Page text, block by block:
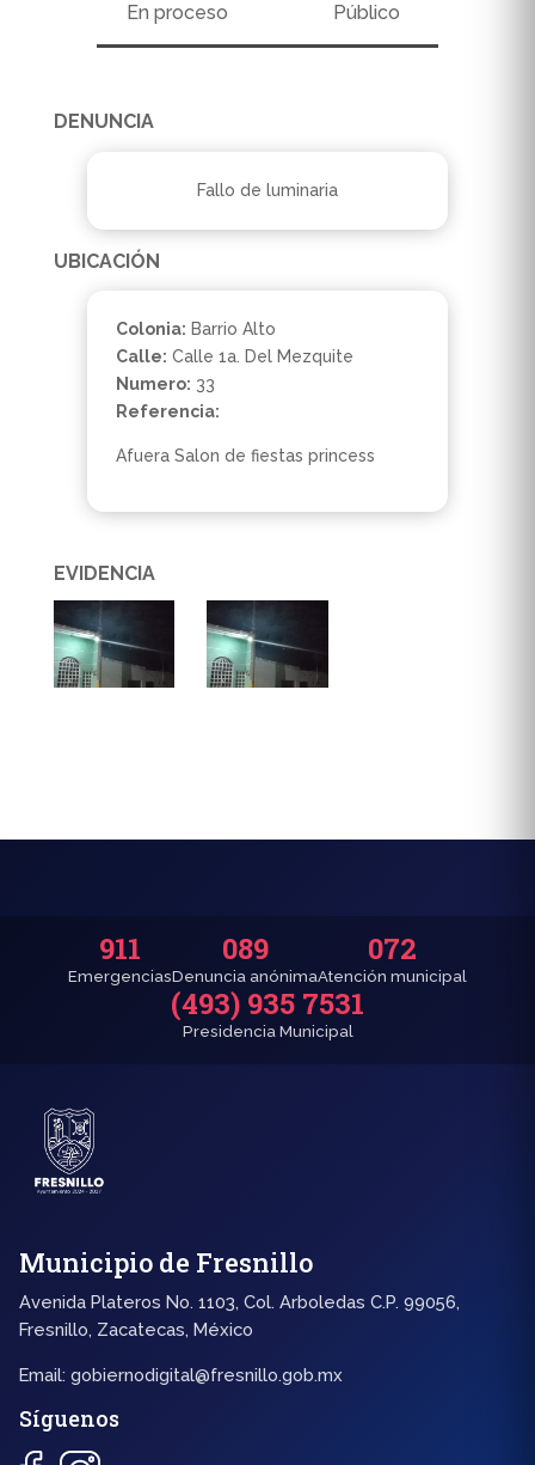
En proceso
Público
DENUNCIA
Fallo de luminaria
UBICACIÓN
Colonia: Barrio Alto
Calle: Calle 1a. Del Mezquite
Numero: 33
Referencia:
Afuera Salon de fiestas princess
EVIDENCIA
911
Emergencias
089
Denuncia anónima
072
Atención municipal
(493) 935 7531
Presidencia Municipal
Municipio de Fresnillo
Avenida Plateros No. 1103, Col. Arboledas C.P. 99056,
Fresnillo, Zacatecas, México
Email: gobiernodigital@fresnillo.gob.mx
Síguenos